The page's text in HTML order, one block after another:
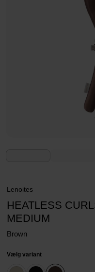
Lenoites
HEATLESS
MEDIUM
Brown
Vælg variant